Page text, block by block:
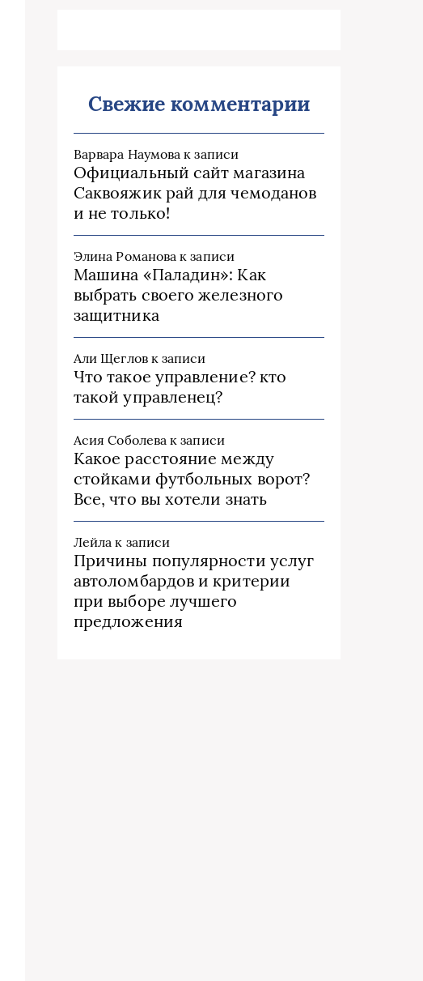
Свежие комментарии
Варвара Наумова к записи
Официальный сайт магазина
Саквояжик рай для чемоданов
и не только!
Элина Романова к записи
Машина «Паладин»: Как
выбрать своего железного
защитника
Али Щегловк записи
Что такое управление? кто
такой управленец?
Асия Соболева к записи
Какое расстояние между
стойками футбольных ворот?
Все, что вы хотели знать
Лейла к записи
Причины популярности услуг
автоломбардов и критерии
при выборе лучшего
предложения